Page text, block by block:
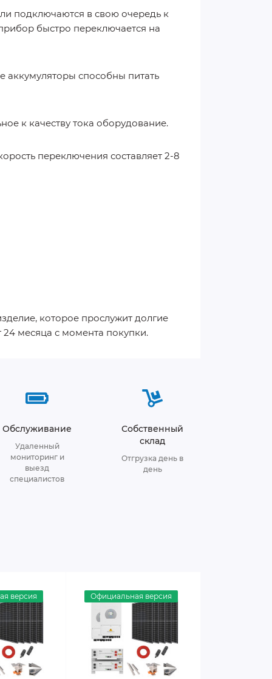
подключаются в свою очередь к
быстро переключается на
аккумуляторы способны питать
к качеству тока оборудование.
переключения составляет 2-8
которое прослужит долгие
24 месяца с момента покупки.
Обслуживание
Удаленный
мониторинг и
выезд
специалистов
Собственный
склад
Отгрузка день в
день
версия Официальная версия